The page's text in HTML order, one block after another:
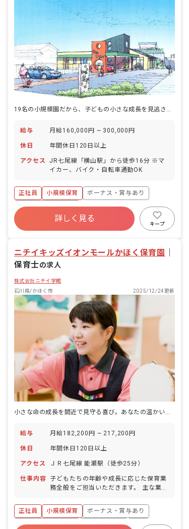
給与 月給160,000円 ~ 300,000円
休日 年間休日120日以上
アクセス
JR七尾線「横山駅」から徒歩16分 ※マ
イカー、バイク・自転車通勤OK
正社員 小規模保育
ボーナス・賞与あり
年間休日120日以上
寮・住宅・家賃補助あり
社会保険完備
詳しく見る
キープ
ニチイキッズイオンモールかほく保育園
保育士の求人
株式会社ニチイ学館
石川県/かほく市
2025/12/24更新
小さな命の成長を間近で見守る喜び。あなたの温かい手で未来を育みませんか。
給与 月給182,200円 ~ 217,200円
休日 年間休日120日以上
アクセス ＪＲ七尾線 能瀬駅（徒歩25分）
仕事内容
子どもたちの年齢や成長に応じた保育業
務全般をご担当いただきます。 主な業務
の整備（主活動の準備、清掃など） ・保
護者対応（連絡帳の作成など） ・帳票作
成（日誌、行事計画など） 保護者連絡帳
正社員 小規模保育
ボーナス・賞与あり
年間休日120日以上
社会保険完備